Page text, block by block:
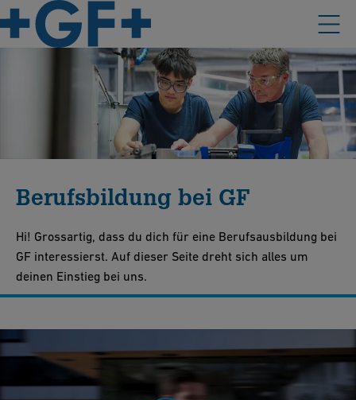
Berufsbildung bei GF
Hi! Grossartig, dass du dich für eine Berufsausbildung bei
GF interessierst. Auf dieser Seite dreht sich alles um
deinen Einstieg bei uns.